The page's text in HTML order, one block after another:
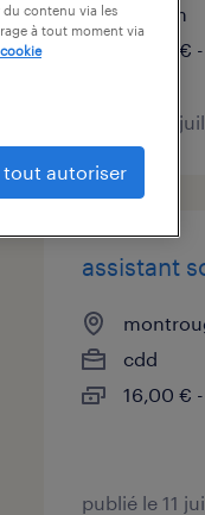
intérim
16,50 €
publié le 4
assistant
cdd
16,00 €
publié le 11
du contenu via les
à tout moment via
tout autoriser